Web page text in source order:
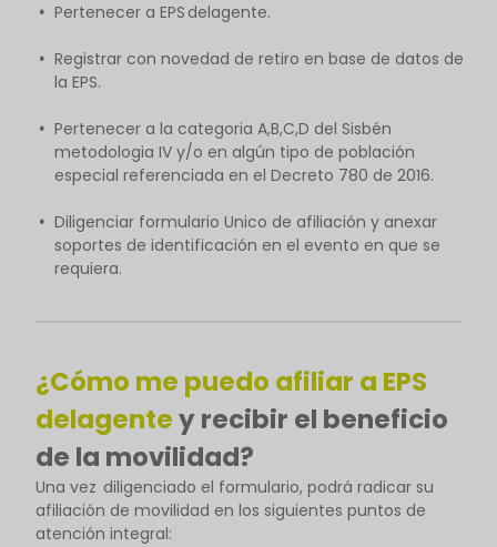
Pertenecer a EPS delagente.
Registrar con novedad de retiro en base de datos de
la EPS.
Pertenecer a la categoria A,B,C,D del Sisbén
metodologia IV y/o en algún tipo de población
especial referenciada en el Decreto 780 de 2016.
Diligenciar formulario Unico de afiliación y anexar
soportes de identificación en el evento en que se
requiera.
¿Cómo me puedo afiliar a EPS
delagentey recibir el beneficio
de la movilidad?
Una vez diligenciado el formulario, podrá radicar su
afiliación de movilidad en los siguientes puntos de
atención integral: